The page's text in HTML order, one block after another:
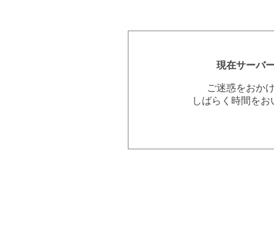
現在サーバ
ご迷惑をおか
しばらく時間を